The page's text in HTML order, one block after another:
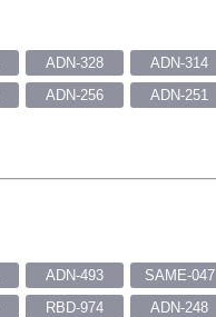
ADN-328
ADN-314
ADN-256
ADN-251
ADN-493
SAME-047
RBD-974
ADN-248